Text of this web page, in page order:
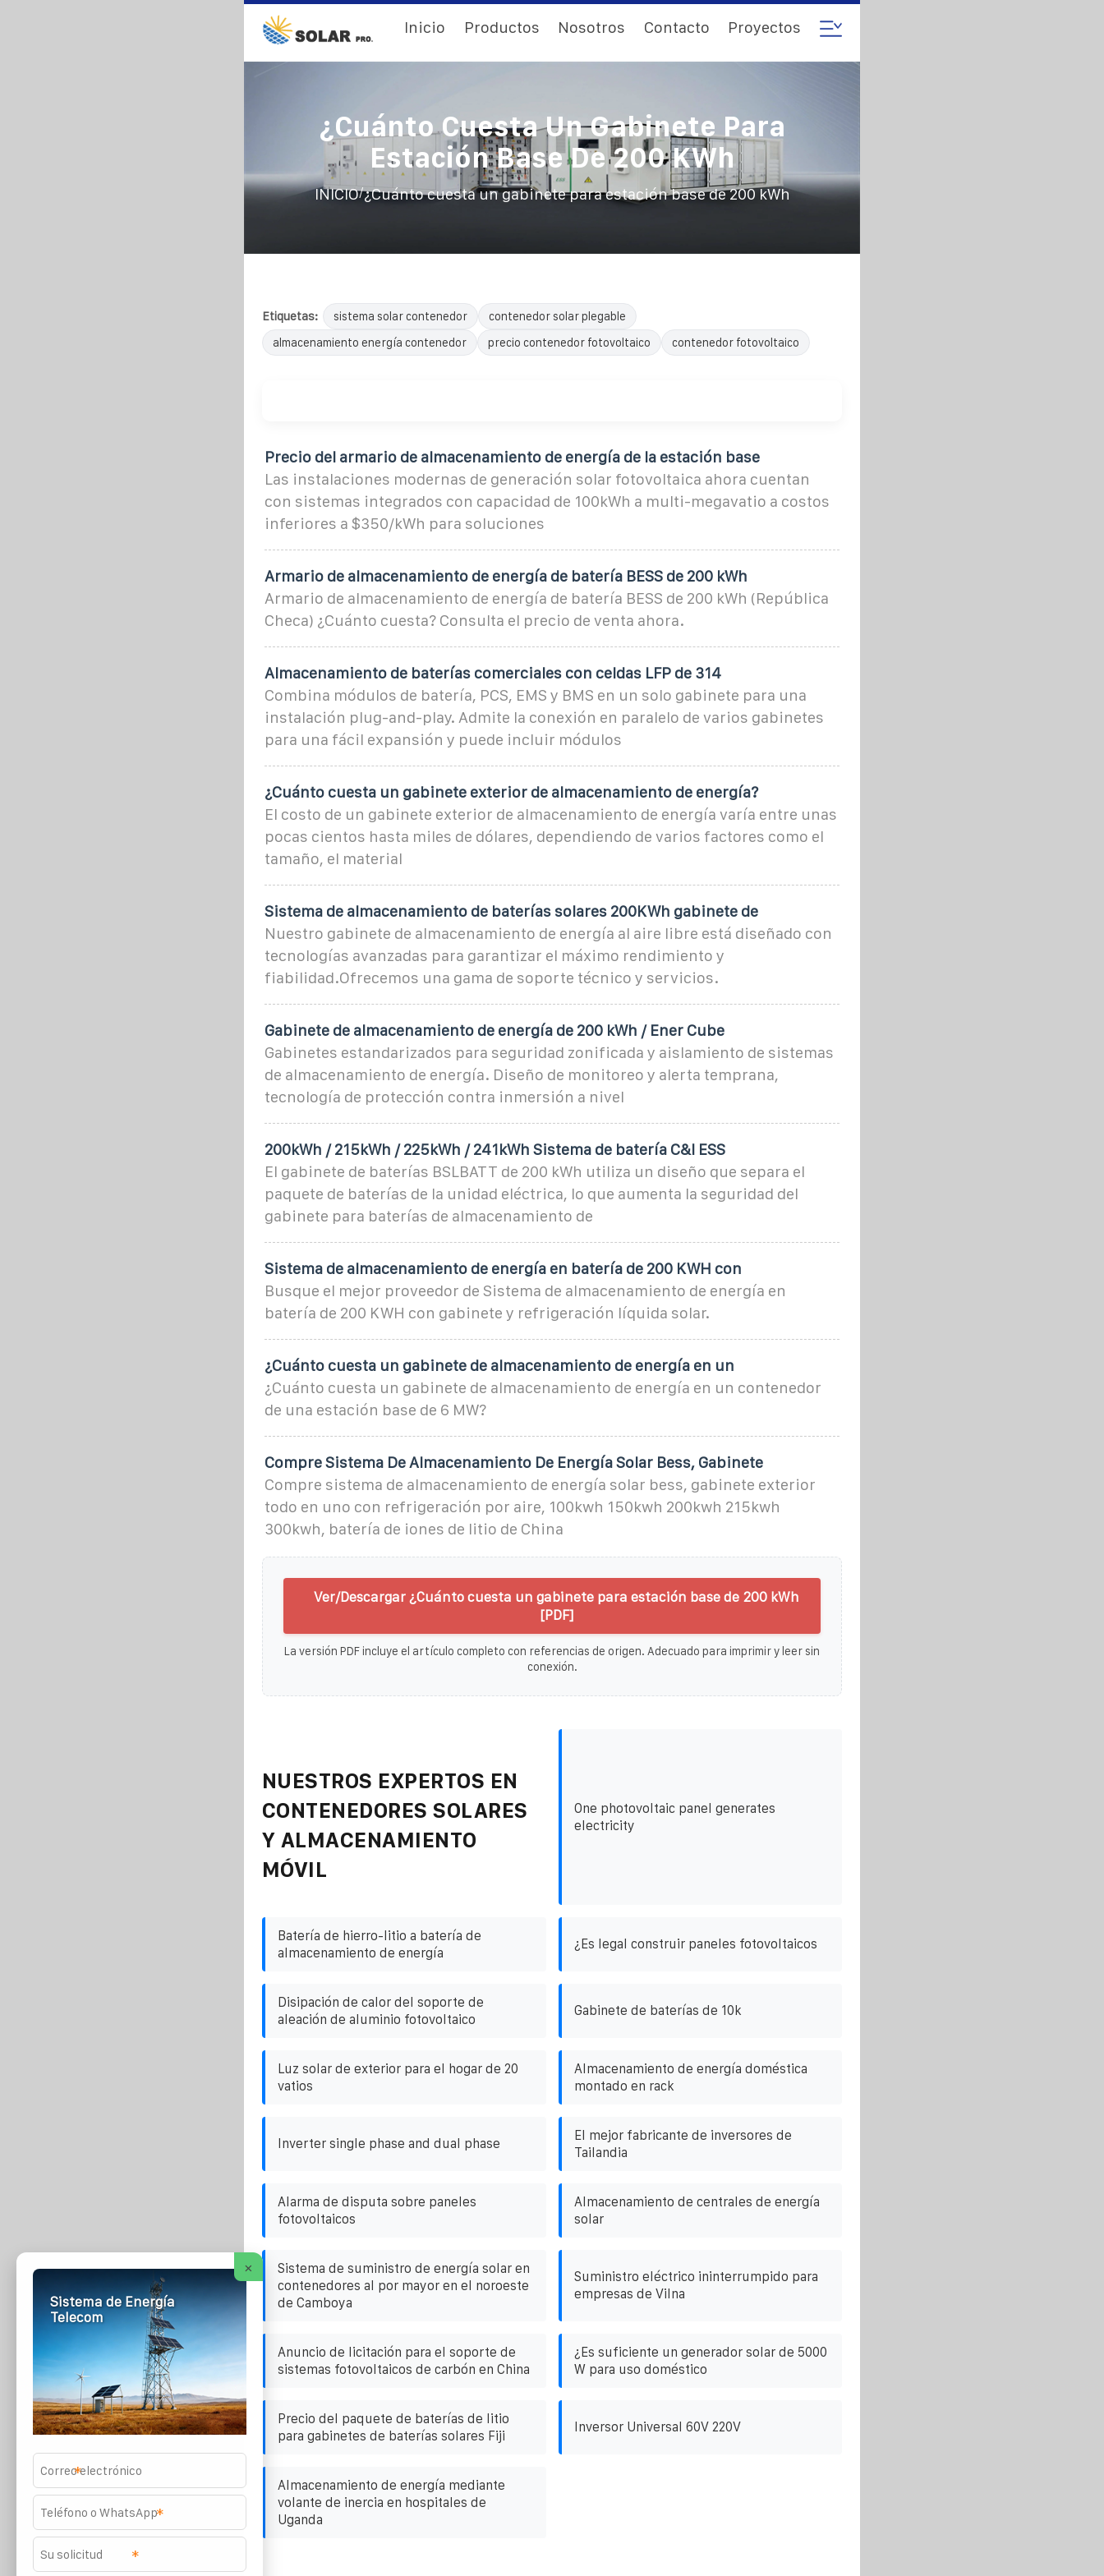
Inicio Productos Nosotros Contacto Proyectos
¿Cuánto Cuesta Un Gabinete Para
Estación Base De 200 KWh
INICIO/¿Cuánto cuesta un gabinete para estación base de 200 kWh
Etiquetas: sistema solar contenedor
contenedor solar plegable
almacenamiento energía contenedor
precio contenedor fotovoltaico contenedor fotovoltaico
Precio del armario de almacenamiento de energía de la estación base
Las instalaciones modernas de generación solar fotovoltaica ahora cuentan
con sistemas integrados con capacidad de 100kWh a multi-megavatio a costos
inferiores a $350/kWh para soluciones
Armario de almacenamiento de energía de batería BESS de 200 kWh
Armario de almacenamiento de energía de batería BESS de 200 kWh (República
Checa) ¿Cuánto cuesta? Consulta el precio de venta ahora.
Almacenamiento de baterías comerciales con celdas LFP de 314
Combina módulos de batería, PCS, EMS y BMS en un solo gabinete para una
instalación plug-and-play. Admite la conexión en paralelo de varios gabinetes
para una fácil expansión y puede incluir módulos
¿Cuánto cuesta un gabinete exterior de almacenamiento de energía?
El costo de un gabinete exterior de almacenamiento de energía varía entre unas
pocas cientos hasta miles de dólares, dependiendo de varios factores como el
tamaño, el material
Sistema de almacenamiento de baterías solares 200KWh gabinete de
Nuestro gabinete de almacenamiento de energía al aire libre está diseñado con
tecnologías avanzadas para garantizar el máximo rendimiento y
fiabilidad.Ofrecemos una gama de soporte técnico y servicios.
Gabinete de almacenamiento de energía de 200 kWh / Ener Cube
Gabinetes estandarizados para seguridad zonificada y aislamiento de sistemas
de almacenamiento de energía. Diseño de monitoreo y alerta temprana,
tecnología de protección contra inmersión a nivel
200kWh / 215kWh / 225kWh / 241kWh Sistema de batería C&I ESS
El gabinete de baterías BSLBATT de 200 kWh utiliza un diseño que separa el
paquete de baterías de la unidad eléctrica, lo que aumenta la seguridad del
gabinete para baterías de almacenamiento de
Sistema de almacenamiento de energía en batería de 200 KWH con
Busque el mejor proveedor de Sistema de almacenamiento de energía en
batería de 200 KWH con gabinete y refrigeración líquida solar.
¿Cuánto cuesta un gabinete de almacenamiento de energía en un
¿Cuánto cuesta un gabinete de almacenamiento de energía en un contenedor
de una estación base de 6 MW?
Compre Sistema De Almacenamiento De Energía Solar Bess, Gabinete
Compre sistema de almacenamiento de energía solar bess, gabinete exterior
todo en uno con refrigeración por aire, 100kwh 150kwh 200kwh 215kwh
300kwh, batería de iones de litio de China
Ver/Descargar ¿Cuánto cuesta un gabinete para estación base de 200 kWh
[PDF]
La versión PDF incluye el artículo completo con referencias de origen. Adecuado para imprimir y leer sin
conexión.
NUESTROS EXPERTOS EN
CONTENEDORES SOLARES
Y ALMACENAMIENTO
MÓVIL
One photovoltaic panel generates
electricity
Batería de hierro-litio a batería de
almacenamiento de energía
¿Es legal construir paneles fotovoltaicos
Disipación de calor del soporte de
aleación de aluminio fotovoltaico
Gabinete de baterías de 10k
Luz solar de exterior para el hogar de 20
vatios
Almacenamiento de energía doméstica
montado en rack
Inverter single phase and dual phase
El mejor fabricante de inversores de
Tailandia
Alarma de disputa sobre paneles
fotovoltaicos
Almacenamiento de centrales de energía
solar
Sistema de suministro de energía solar en
contenedores al por mayor en el noroeste
de Camboya
Suministro eléctrico ininterrumpido para
empresas de Vilna
Anuncio de licitación para el soporte de
sistemas fotovoltaicos de carbón en China
¿Es suficiente un generador solar de 5000
W para uso doméstico
Precio del paquete de baterías de litio
para gabinetes de baterías solares Fiji
Inversor Universal 60V 220V
Almacenamiento de energía mediante
volante de inercia en hospitales de
Uganda
×
Sistema de Energía
Telecom
*
*
*